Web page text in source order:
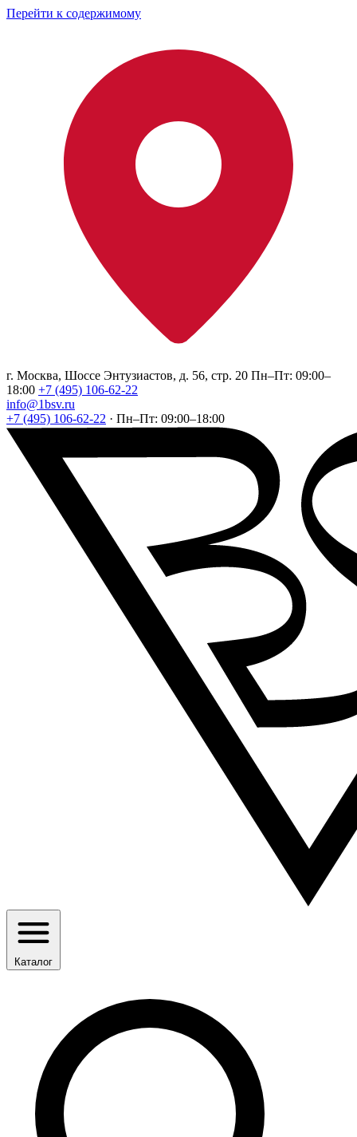
Перейти к содержимому
г. Москва, Шоссе Энтузиастов, д. 56, стр. 20 Пн–Пт: 09:00–
18:00 +7 (495) 106-62-22
info@1bsv.ru
+7 (495) 106-62-22 · Пн–Пт: 09:00–18:00
Каталог